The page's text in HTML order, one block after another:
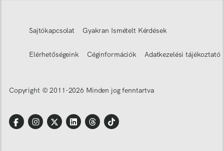
Sajtókapcsolat Gyakran Ismételt Kérdések
Elérhetőségeink Céginformációk Adatkezelési tájékoztató
Copyright © 2011-2026 Minden jog fenntartva